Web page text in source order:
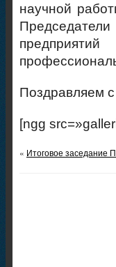
научной
Поздравляем
[ngg
« Итоговое заседание